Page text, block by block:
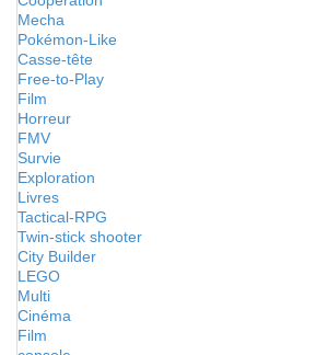
Mecha
Pokémon-Like
Casse-tête
Free-to-Play
Film
Horreur
FMV
Survie
Exploration
Livres
Tactical-RPG
Twin-stick shooter
City Builder
LEGO
Multi
Cinéma
Film